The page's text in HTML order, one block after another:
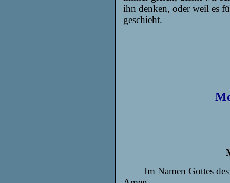
ihn denken, oder weil es
geschieht.
Im Namen Gottes